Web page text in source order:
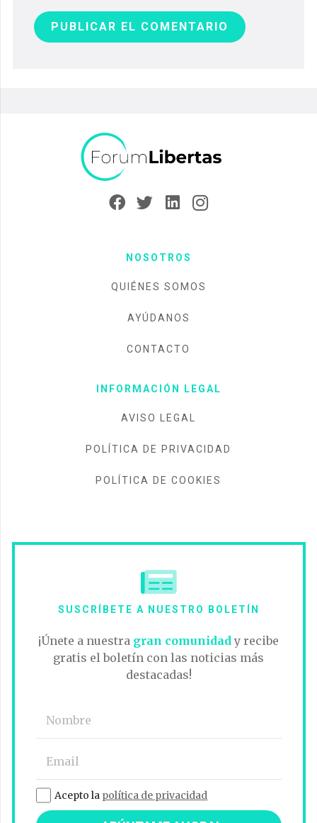
PUBLICAR EL COMENTARIO
NOSOTROS
QUIÉNES SOMOS
AYÚDANOS
CONTACTO
INFORMACIÓN LEGAL
AVISO LEGAL
POLÍTICA DE PRIVACIDAD
POLÍTICA DE COOKIES
SUSCRÍBETE A NUESTRO BOLETÍN
¡Únete a nuestra gran comunidad y recibe
gratis el boletín con las noticias más
destacadas!
Acepto la política de privacidad